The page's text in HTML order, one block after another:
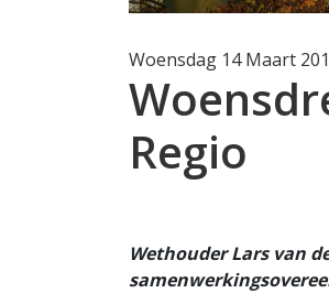
Woensdag 14 Maart
Regio
Wethouder Lars van